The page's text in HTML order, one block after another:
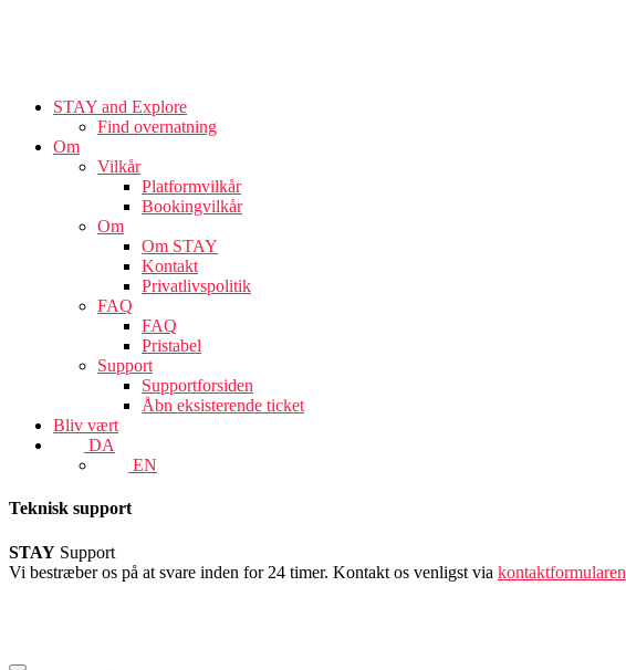
STAY and Explore
Find overnatning
Om
Vilkår
Platformvilkår
Bookingvilkår
Om
Om STAY
Kontakt
Privatlivspolitik
FAQ
FAQ
Pristabel
Support
Supportforsiden
Åbn eksisterende ticket
Bliv vært
DA
EN
Teknisk support
STAY Support
Vi bestræber os på at svare inden for 24 timer. Kontakt os venligst via kontaktformularen